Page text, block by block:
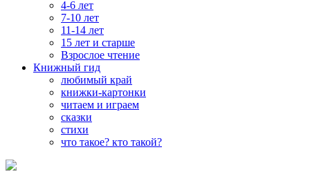
4-6 лет
7-10 лет
11-14 лет
15 лет и старше
Взрослое чтение
Книжный гид
любимый край
книжки-картонки
читаем и играем
сказки
стихи
что такое? кто такой?